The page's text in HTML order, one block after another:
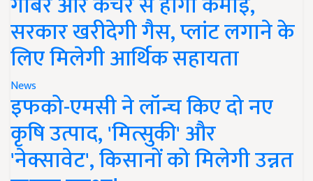
सरकार खरीदेगी गैस, प्लांट लगाने के
लिए मिलेगी आर्थिक सहायता
News
इफको-एमसी ने लॉन्च किए दो नए
कृषि उत्पाद, 'मित्सुकी' और
'नेक्सावेट', किसानों को मिलेगी उन्नत